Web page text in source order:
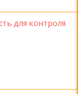
для контроля